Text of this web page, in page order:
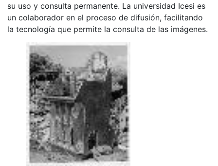
su uso y consulta permanente. La universidad Icesi es
un colaborador en el proceso de difusión, facilitando
la tecnología que permite la consulta de las imágenes.